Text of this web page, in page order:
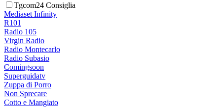
Tgcom24 Consiglia
Mediaset Infinity
R101
Radio 105
Virgin Radio
Radio Montecarlo
Radio Subasio
Comingsoon
Superguidatv
Zuppa di Porro
Non Sprecare
Cotto e Mangiato